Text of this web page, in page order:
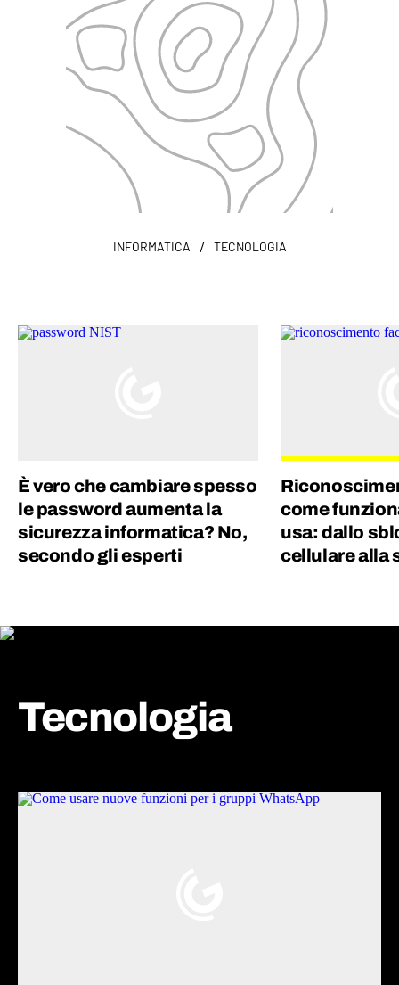
INFORMATICA / TECNOLOGIA
È vero che cambiare spesso
le password aumenta la
sicurezza informatica? No,
secondo gli esperti
come
usa: dallo
cellulare alla
Tecnologia